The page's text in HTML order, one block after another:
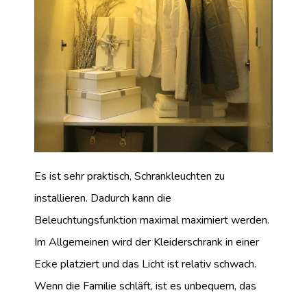
Es ist sehr praktisch, Schrankleuchten zu
installieren. Dadurch kann die
Beleuchtungsfunktion maximal maximiert werden.
Im Allgemeinen wird der Kleiderschrank in einer
Ecke platziert und das Licht ist relativ schwach.
Wenn die Familie schläft, ist es unbequem, das